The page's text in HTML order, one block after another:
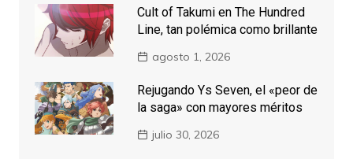
Cult of Takumi en The Hundred
Line, tan polémica como brillante
agosto 1, 2026
Rejugando Ys Seven, el «peor de
la saga» con mayores méritos
julio 30, 2026